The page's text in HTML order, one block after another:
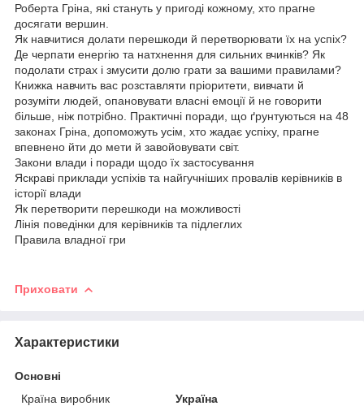
Роберта Гріна, які стануть у пригоді кожному, хто прагне
досягати вершин.
Як навчитися долати перешкоди й перетворювати їх на успіх?
Де черпати енергію та натхнення для сильних вчинків? Як
подолати страх і змусити долю грати за вашими правилами?
Книжка навчить вас розставляти пріоритети, вивчати й
розуміти людей, опановувати власні емоції й не говорити
більше, ніж потрібно. Практичні поради, що ґрунтуються на 48
законах Гріна, допоможуть усім, хто жадає успіху, прагне
впевнено йти до мети й завойовувати світ.
Закони влади і поради щодо їх застосування
Яскраві приклади успіхів та найгучніших провалів керівників в
історії влади
Як перетворити перешкоди на можливості
Лінія поведінки для керівників та підлеглих
Правила владної гри
Приховати
Характеристики
Основні
Країна виробник
Україна